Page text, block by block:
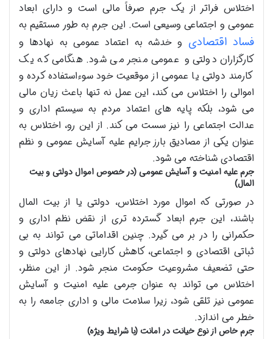
اختلاس فراتر از یک جرم صرفاً مالی است و دارای ابعاد
عمومی و اجتماعی وسیعی است. این جرم به طور مستقیم به
فساد اقتصادی و خدشه به اعتماد عمومی به نهادها و
کارگزاران دولتی و عمومی منجر می شود. هنگامی که یک
کارمند دولتی یا عمومی از موقعیت خود سوءاستفاده کرده و
اموالی را اختلاس می کند، این عمل نه تنها باعث زیان مالی
می شود، بلکه پایه های اعتماد مردم به سیستم اداری و
عدالت اجتماعی را نیز سست می کند. از این رو، اختلاس به
عنوان یکی از مصادیق بارز جرایم علیه آسایش عمومی و نظم
اقتصادی شناخته می شود.
جرم علیه امنیت و آسایش عمومی (در خصوص اموال دولتی و بیت
المال)
در صورتی که اموال مورد اختلاس، دولتی یا از بیت المال
باشند، این جرم ابعاد گسترده تری از نقض نظم اداری و
حکمرانی را در بر می گیرد. چنین اقداماتی می تواند به بی
ثباتی اقتصادی و اجتماعی، کاهش کارایی نهادهای دولتی و
حتی تضعیف مشروعیت حکومت منجر شود. از این منظر،
اختلاس می تواند به عنوان جرمی علیه امنیت و آسایش
عمومی نیز تلقی شود، زیرا سلامت مالی و اداری جامعه را به
خطر می اندازد.
جرم خاص از نوع خیانت در امانت (با شرایط ویژه)